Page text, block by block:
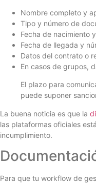
Nombre completo y
Tipo y número de
Fecha de nacimiento
Fecha de llegada y
Datos del contrato o
En casos de grupos,
El plazo para
puede suponer
La buena noticia es que la
las plataformas oficiales
incumplimiento.
Para que tu workflow de